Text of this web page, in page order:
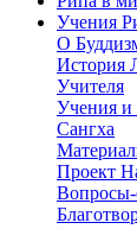
Учения
О
История
Учителя
Учения и
Сангха
Проект
Вопросы-